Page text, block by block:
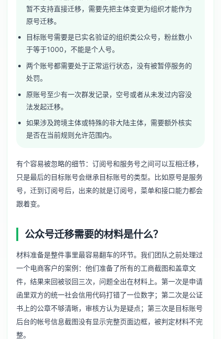
暂不支持直接迁移，需要先把主体变更为组织才能作为
原号迁移。
目标账号需要是已实名验证的组织类公众号，粉丝数小
于等于1000，不能是个人号。
两个账号都需要处于正常运行状态，没有被暂停服务的
处罚。
原账号至少有一次群发记录，空号或者从未发过内容没
法发起迁移。
如果涉及跨境主体或特殊的非大陆主体，需要额外核实
是否在当前规则允许范围内。
有个容易被忽略的细节：订阅号和服务号之间可以互相迁移，
只是最后的目标账号会继承目标账号的类型。比如原号是服务
号，迁到订阅号后，出来的就是订阅号，菜单和接口能力都会
跟着变。
公众号迁移需要的材料是什么？
材料准备是整件事里最容易翻车的环节。我们团队之前处理过
一个电商客户的案例：他们准备了所有的工商截图和盖章文
件，结果来回被驳回三次，问题全出在材料上。第一次是申请
函里双方的统一社会信用代码打错了一位数字；第二次是公证
书上的公章不够清晰，审核方认为是疑点；第三次是目标账号
后台的帐号信息截图没有显示完整页面边框，被判定材料不完
整。